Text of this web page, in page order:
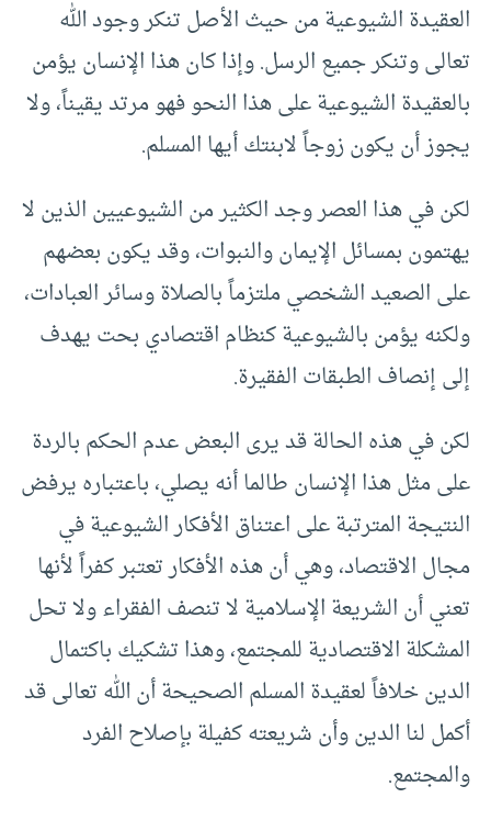
العقيدة الشيوعية من حيث الأصل تنكر وجود الله
تعالى وتنكر جميع الرسل. وإذا كان هذا الإنسان يؤمن
بالعقيدة الشيوعية على هذا النحو فهو مرتد يقيناً، ولا
يجوز أن يكون زوجاً لابنتك أيها المسلم.
لكن في هذا العصر وجد الكثير من الشيوعيين الذين لا
يهتمون بمسائل الإيمان والنبوات، وقد يكون بعضهم
على الصعيد الشخصي ملتزماً بالصلاة وسائر العبادات،
ولكنه يؤمن بالشيوعية كنظام اقتصادي بحت يهدف
إلى إنصاف الطبقات الفقيرة.
لكن في هذه الحالة قد يرى البعض عدم الحكم بالردة
على مثل هذا الإنسان طالما أنه يصلي، باعتباره يرفض
النتيجة المترتبة على اعتناق الأفكار الشيوعية في
مجال الاقتصاد، وهي أن هذه الأفكار تعتبر كفراً لأنها
تعني أن الشريعة الإسلامية لا تنصف الفقراء ولا تحل
المشكلة الاقتصادية للمجتمع، وهذا تشكيك باكتمال
الدين خلافاً لعقيدة المسلم الصحيحة أن الله تعالى قد
أكمل لنا الدين وأن شريعته كفيلة بإصلاح الفرد
والمجتمع.